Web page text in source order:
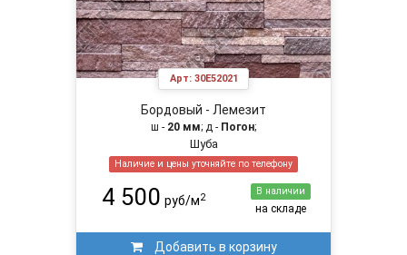
Арт: 30E52021
Бордовый - Лемезит
ш - 20 мм; д - Погон;
Шуба
Наличие и цены уточняйте по телефону
4 500 руб/м2
В наличии
на складе
Добавить в корзину